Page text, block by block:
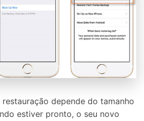
depende do tamanho
estiver pronto, o seu novo